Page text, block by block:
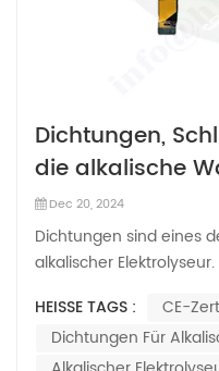
Dichtungen,
die alkalische
Dec 20, 2024
Dichtungen sind eines
alkalischer
Abdichtung maßgeblich
und Isolationsleistung
HEISSE TAGS :
CE-
Dichtungen Für